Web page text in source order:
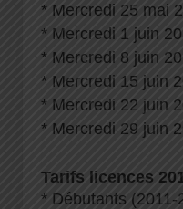
* Mercredi 25 mai
* Mercredi 1 juin
* Mercredi 8 juin
* Mercredi 15 juin
* Mercredi 22 juin
* Mercredi 29 juin
Tarifs licences
* Débutants